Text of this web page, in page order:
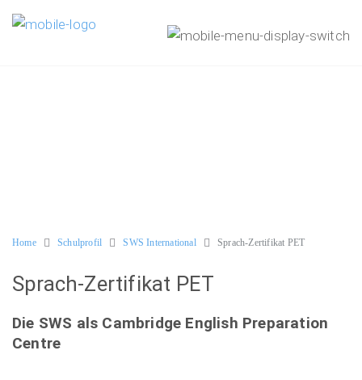
Home Schulprofil SWS International Sprach-Zertifikat PET
Sprach-Zertifikat PET
Die SWS als Cambridge English Preparation
Centre